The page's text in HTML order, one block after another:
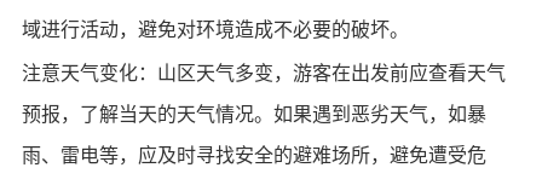
域进行活动，避免对环境造成不必要的破坏。
注意天气变化：山区天气多变，游客在出发前应查看天气
预报，了解当天的天气情况。如果遇到恶劣天气，如暴
雨、雷电等，应及时寻找安全的避难场所，避免遭受危